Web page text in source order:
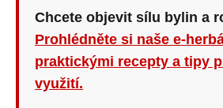
Chcete objevit sílu bylin a
Prohlédněte si naše e-
praktickými recepty a tipy
využití.